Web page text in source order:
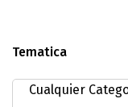
Tematica